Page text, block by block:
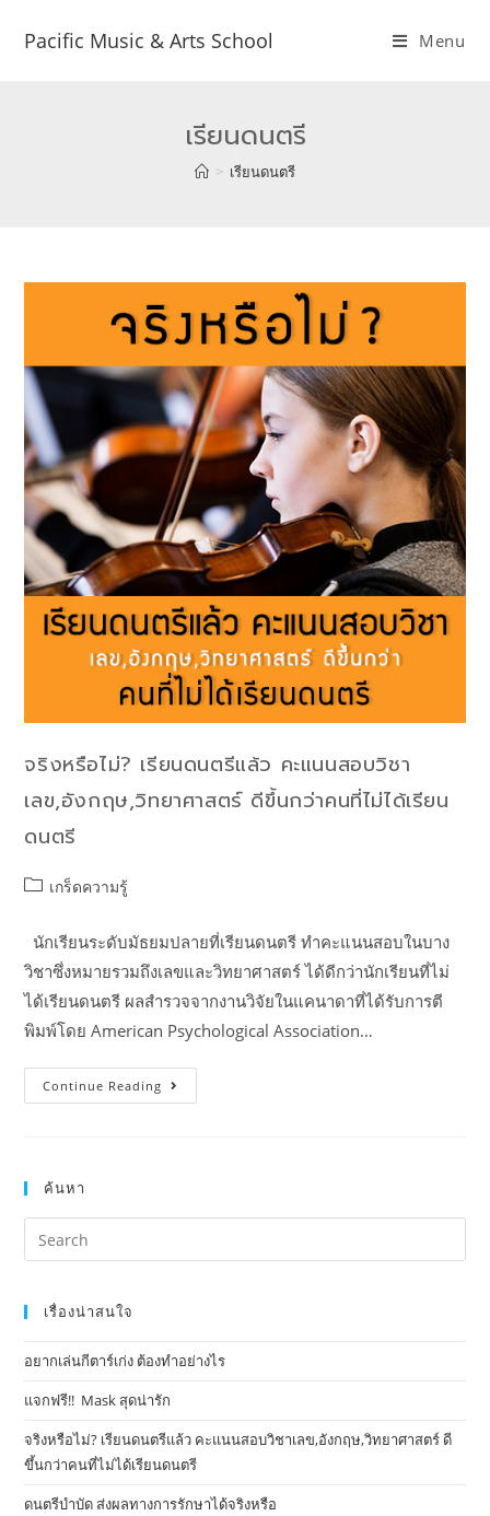
Pacific Music & Arts School Menu
เรียนดนตรี
> เรียนดนตรี
จริงหรือไม่? เรียนดนตรีแล้ว คะแนนสอบวิชา
เลข,อังกฤษ,วิทยาศาสตร์ ดีขึ้นกว่าคนที่ไม่ได้เรียน
ดนตรี
เกร็ดความรู้
นักเรียนระดับมัธยมปลายที่เรียนดนตรี ทำคะแนนสอบในบาง
วิชาซึ่งหมายรวมถึงเลขและวิทยาศาสตร์ ได้ดีกว่านักเรียนที่ไม่
ได้เรียนดนตรี ผลสำรวจจากงานวิจัยในแคนาดาที่ได้รับการตี
พิมพ์โดย American Psychological Association…
Continue Reading
ค้นหา
เรื่องน่าสนใจ
อยากเล่นกีตาร์เก่ง ต้องทำอย่างไร
แจกฟรี!! Mask​ สุดน่ารัก
จริงหรือไม่? เรียนดนตรีแล้ว คะแนนสอบวิชาเลข,อังกฤษ,วิทยาศาสตร์ ดี
ขึ้นกว่าคนที่ไม่ได้เรียนดนตรี
ดนตรีบำบัด ส่งผลทางการรักษาได้จริงหรือ